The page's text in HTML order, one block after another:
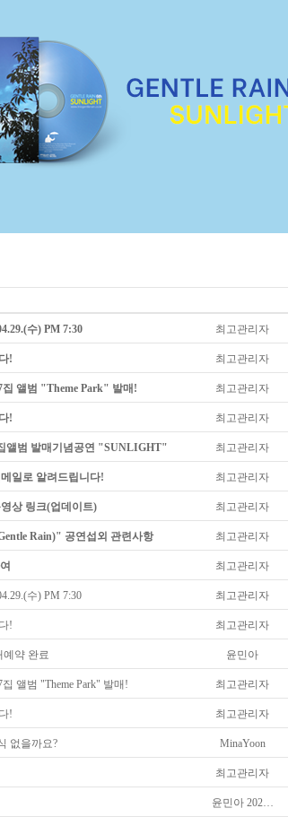
수) PM 7:30 최고관리자
! 최고관리자
집 앨범 "Theme Park" 발매! 최고관리자
! 최고관리자
앨범 발매기념공연 "SUNLIGHT" 최고관리자
일로 알려드립니다! 최고관리자
상 링크(업데이트) 최고관리자
Rain)" 공연섭외 관련사항 최고관리자
최고관리자
수) PM 7:30 최고관리자
! 최고관리자
예약 완료 윤민아
앨범 "Theme Park" 발매! 최고관리자
! 최고관리자
없을까요? MinaYoon
최고관리자
윤민아 202…